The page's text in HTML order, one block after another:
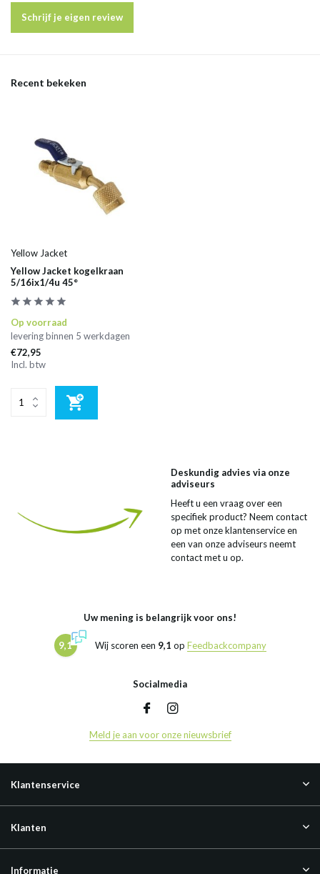
Schrijf je eigen review
Recent bekeken
Yellow Jacket
Yellow Jacket kogelkraan
5/16ix1/4u 45°
Op voorraad
levering binnen 5 werkdagen
€72,95
Incl. btw
Deskundig advies via onze
adviseurs
Heeft u een vraag over een
specifiek product? Neem contact
op met onze klantenservice en
een van onze adviseurs neemt
contact met u op.
Uw mening is belangrijk voor ons!
9,1 Wij scoren een 9,1 op Feedbackcompany
Socialmedia
Meld je aan voor onze nieuwsbrief
Klantenservice
Klanten
Informatie